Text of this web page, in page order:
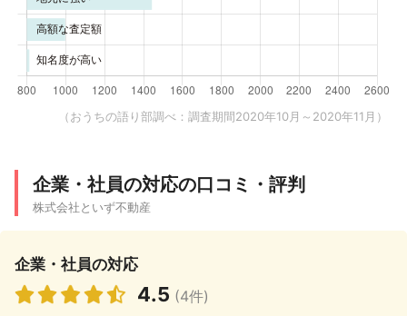
（おうちの語り部調べ：調査期間2020年10月～2020年11月）
企業・社員の対応の口コミ・評判
株式会社といず不動産
企業・社員の対応
4.5 (4件)